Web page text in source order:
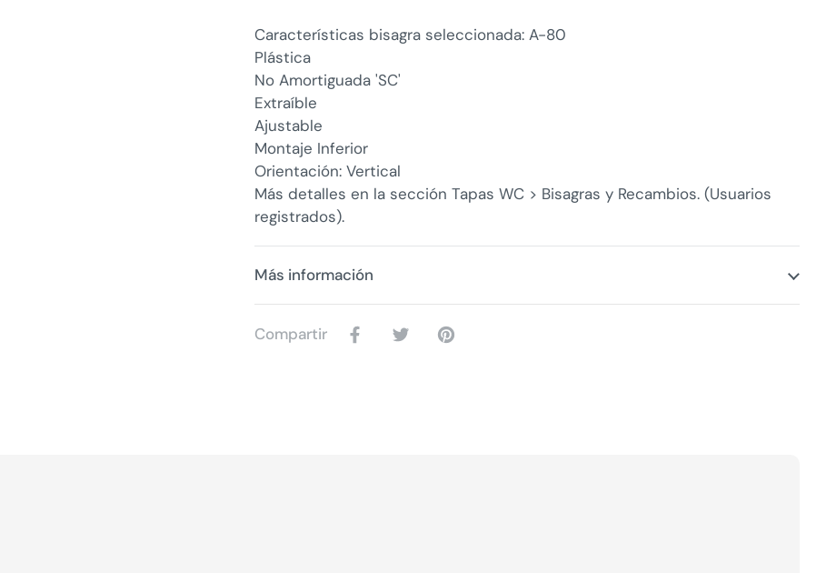
Características bisagra seleccionada: A-80
Plástica
No Amortiguada 'SC'
Extraíble
Ajustable
Montaje Inferior
Orientación: Vertical
Más detalles en la sección Tapas WC > Bisagras y Recambios. (Usuarios
registrados).
Más información
Compartir